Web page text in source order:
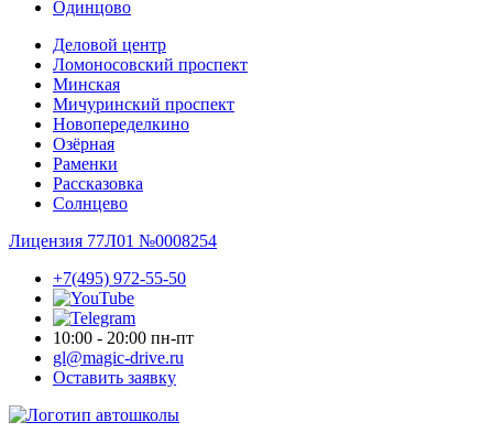
Одинцово
Деловой центр
Ломоносовский проспект
Минская
Мичуринский проспект
Новопере­делкино
Озёрная
Раменки
Рассказовка
Солнцево
Лицензия 77Л01 №0008254
+7(495) 972-55-50
10:00 - 20:00 пн-пт
gl@magic-drive.ru
Оставить заявку